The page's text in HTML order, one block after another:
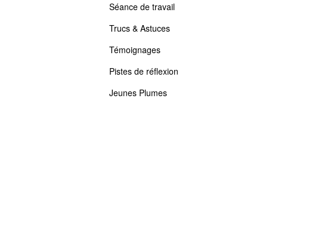
Séance de travail
Trucs & Astuces
Témoignages
Pistes de réflexion
Jeunes Plumes